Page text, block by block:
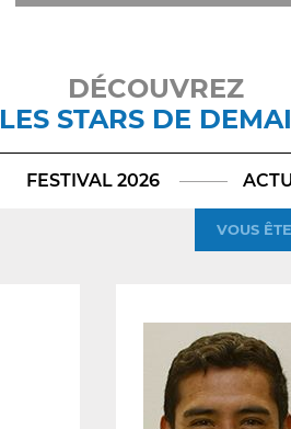
DÉCOUVREZ
LES STARS DE
FESTIVAL 2026
VOUS